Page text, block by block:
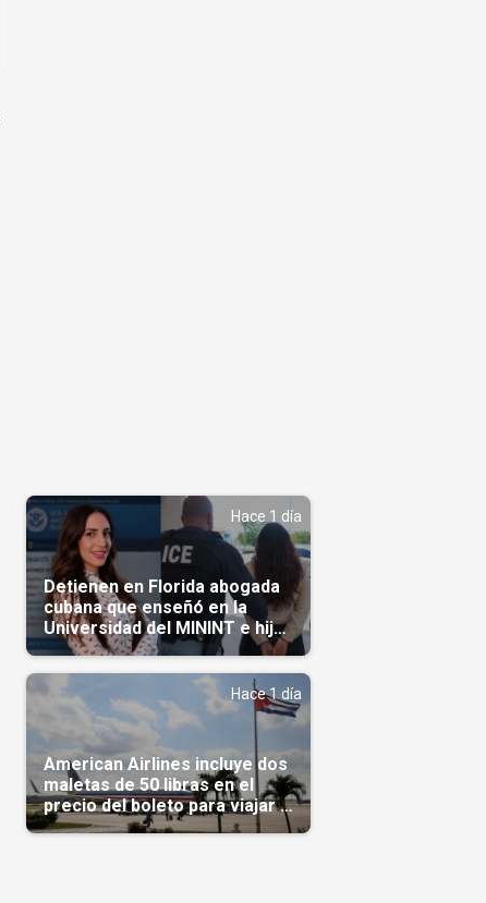
Hace 1 día
Detienen en Florida abogada
cubana que enseñó en la
Universidad del MININT e hija
de diplomático cubano
Hace 1 día
American Airlines incluye dos
maletas de 50 libras en el
precio del boleto para viajar a
Cuba en agosto